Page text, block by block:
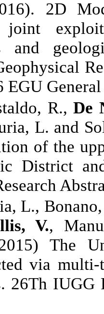
2D
joint
and
EGU
R., De
L. and
of the
District
L.,
V.,
The
via
26Th IUGG